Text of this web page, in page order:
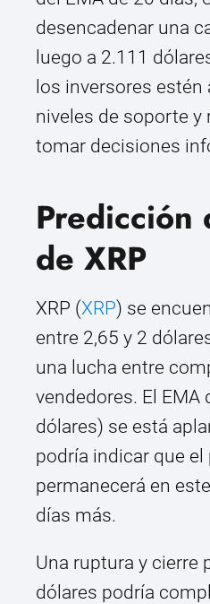
desencadenar una
luego a 2.111
los inversores
niveles de soporte y
tomar decisiones
Predicción
de XRP
XRP (XRP) se
entre 2,65 y 2
una lucha entre
vendedores. El EMA
dólares) se está
podría indicar que el
permanecerá en
días más.
Una ruptura y cierre
dólares podría